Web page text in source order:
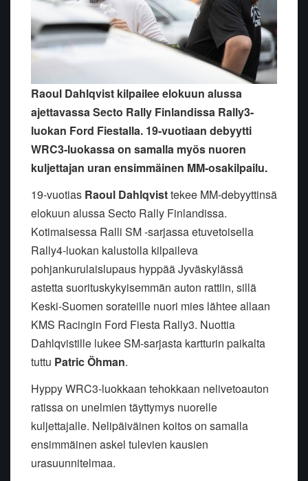
Raoul Dahlqvist kilpailee elokuun alussa
ajettavassa Secto Rally Finlandissa Rally3-
luokan Ford Fiestalla. 19-vuotiaan debyytti
WRC3-luokassa on samalla myös nuoren
kuljettajan uran ensimmäinen MM-osakilpailu.
19-vuotias Raoul Dahlqvisttekee MM-debyyttinsä
elokuun alussa Secto Rally Finlandissa.
Kotimaisessa Ralli SM -sarjassa etuvetoisella
Rally4-luokan kalustolla kilpaileva
pohjankurulaislupaus hyppää Jyväskylässä
astetta suorituskykyisemmän auton rattiin, sillä
Keski-Suomen sorateille nuori mies lähtee allaan
KMS Racingin Ford Fiesta Rally3. Nuottia
Dahlqvistille lukee SM-sarjasta kartturin paikalta
tuttu Patric Öhman.
Hyppy WRC3-luokkaan tehokkaan nelivetoauton
ratissa on unelmien täyttymys nuorelle
kuljettajalle. Nelipäiväinen koitos on samalla
ensimmäinen askel tulevien kausien
urasuunnitelmaa.